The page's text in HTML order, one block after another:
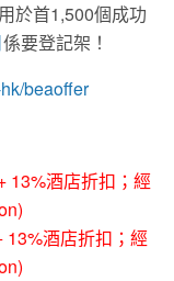
於首1,500個成功
係要登記架！
beaoffer
13%酒店折扣；經
13%酒店折扣；經